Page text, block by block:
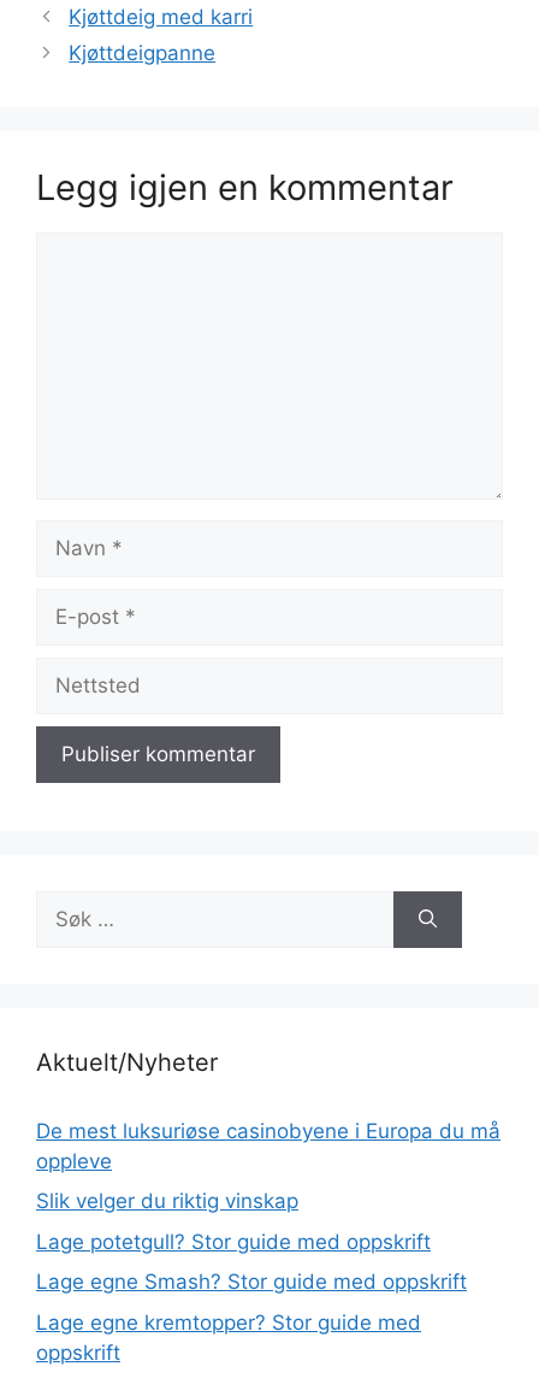
Kjøttdeig med karri
Kjøttdeigpanne
Legg igjen en kommentar
post
etter:
Aktuelt/Nyheter
De mest luksuriøse casinobyene i Europa du må
oppleve
Slik velger du riktig vinskap
Lage potetgull? Stor guide med oppskrift
Lage egne Smash? Stor guide med oppskrift
Lage egne kremtopper? Stor guide med
oppskrift